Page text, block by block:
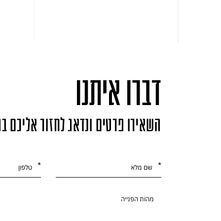
דברו איתנו
השאירו פרטים ונדאג לחזור אליכם